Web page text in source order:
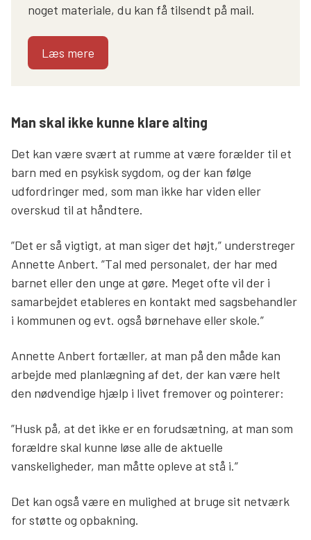
noget materiale, du kan få tilsendt på mail.
Læs mere
Man skal ikke kunne klare alting
Det kan være svært at rumme at være forælder til et
barn med en psykisk sygdom, og der kan følge
udfordringer med, som man ikke har viden eller
overskud til at håndtere.
”Det er så vigtigt, at man siger det højt,” understreger
Annette Anbert. ”Tal med personalet, der har med
barnet eller den unge at gøre. Meget ofte vil der i
samarbejdet etableres en kontakt med sagsbehandler
i kommunen og evt. også børnehave eller skole.”
Annette Anbert fortæller, at man på den måde kan
arbejde med planlægning af det, der kan være helt
den nødvendige hjælp i livet fremover og pointerer:
”Husk på, at det ikke er en forudsætning, at man som
forældre skal kunne løse alle de aktuelle
vanskeligheder, man måtte opleve at stå i.”
Det kan også være en mulighed at bruge sit netværk
for støtte og opbakning.